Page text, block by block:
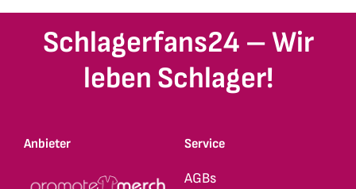
Schlagerfans24 – Wir
leben Schlager!
Anbieter Service
AGBs